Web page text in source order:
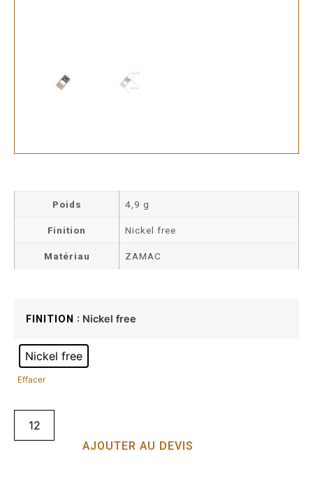
Poids 4,9 g
Finition Nickel free
Matériau ZAMAC
FINITION : Nickel free
Nickel free
Effacer
AJOUTER AU DEVIS